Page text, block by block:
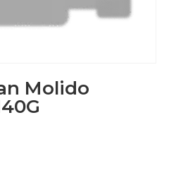
Molido